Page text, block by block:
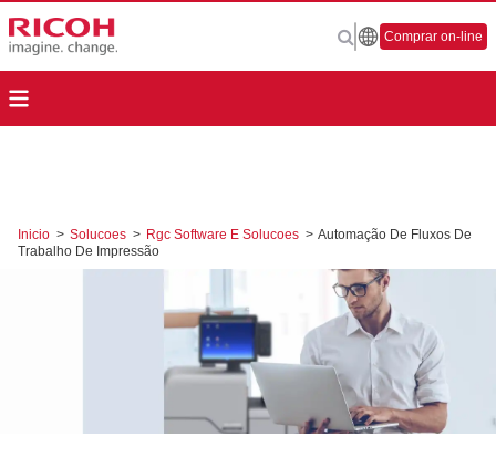
Comprar on-line
Inicio > Solucoes > Rgc Software E Solucoes > Automação De Fluxos De
Trabalho De Impressão